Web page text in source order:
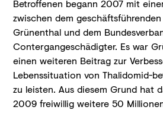
Betroffenen begann 2007 mit
zwischen dem
Grünenthal und dem
Contergangeschädigter. Es war
einen weiteren Beitrag zur
Lebenssituation von Thalidomid-
zu leisten. Aus diesem Grund hat
2009 freiwillig weitere 50